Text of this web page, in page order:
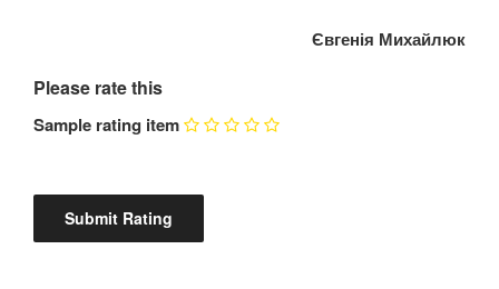
Євгенія Михайлюк
Please rate this
Sample rating item